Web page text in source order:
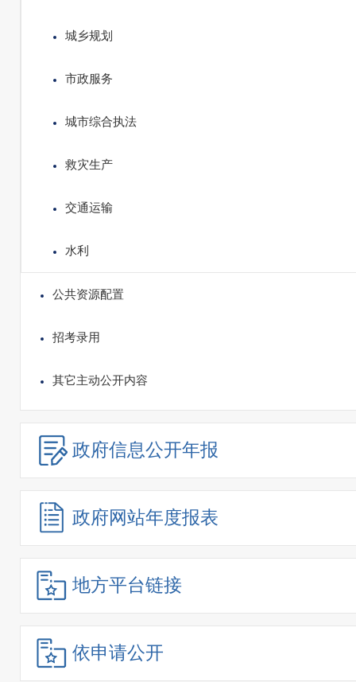
城乡规划
市政服务
城市综合执法
救灾生产
交通运输
水利
公共资源配置
招考录用
其它主动公开内容
政府信息公开年报
政府网站年度报表
地方平台链接
依申请公开